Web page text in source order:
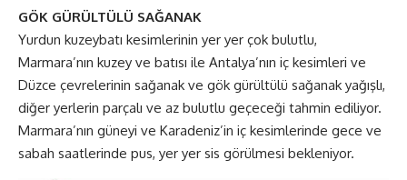
GÖK GÜRÜLTÜLÜ SAĞANAK
Yurdun kuzeybatı kesimlerinin yer yer çok bulutlu,
Marmara’nın kuzey ve batısı ile Antalya’nın iç kesimleri ve
Düzce çevrelerinin sağanak ve gök gürültülü sağanak yağışlı,
diğer yerlerin parçalı ve az bulutlu geçeceği tahmin ediliyor.
Marmara’nın güneyi ve Karadeniz’in iç kesimlerinde gece ve
sabah saatlerinde pus, yer yer sis görülmesi bekleniyor.